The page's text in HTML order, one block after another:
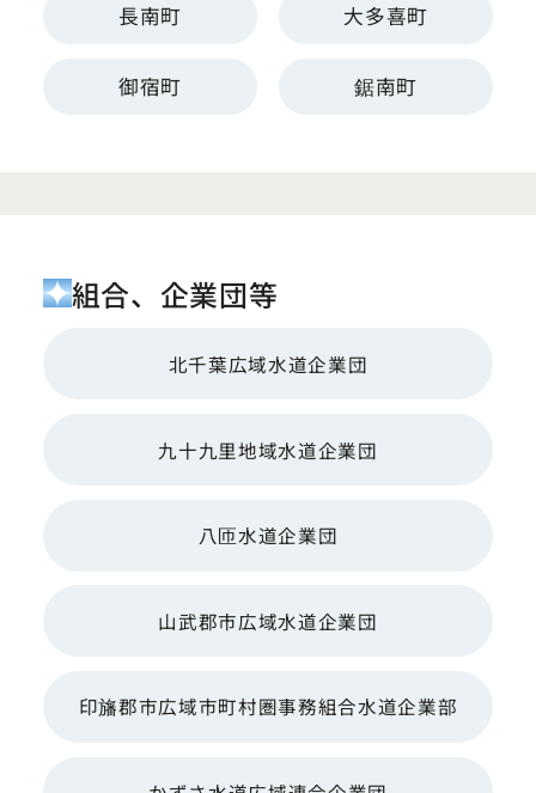
長南町 大多喜町
御宿町 鋸南町
組合、企業団等
北千葉広域水道企業団
九十九里地域水道企業団
八匝水道企業団
山武郡市広域水道企業団
印旛郡市広域市町村圏事務組合水道企業部